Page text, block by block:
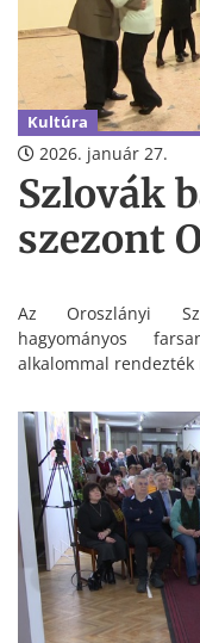
Kultúra
2026. január 27.
Szlovák
szezont
Az Oroszlányi
hagyományos
alkalommal rendezték